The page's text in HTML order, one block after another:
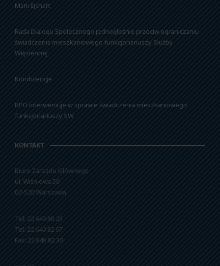
Marii Ejchart
Rada Dialogu Społecznego jednogłośnie przeciw ograniczaniu
świadczenia mieszkaniowego funkcjonariuszy Służby
Więziennej
Kondolencje
RPO interweniuje w sprawie świadczenia mieszkaniowego
funkcjonariuszy SW
KONTAKT
Biuro Zarządu Głównego
ul. Wiśniowa 50
02-520 Warszawa
Tel: 22 640 80 23
Tel: 22 640 82 67
Fax: 22 849 82 30